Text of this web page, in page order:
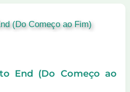
End (Do Começo ao